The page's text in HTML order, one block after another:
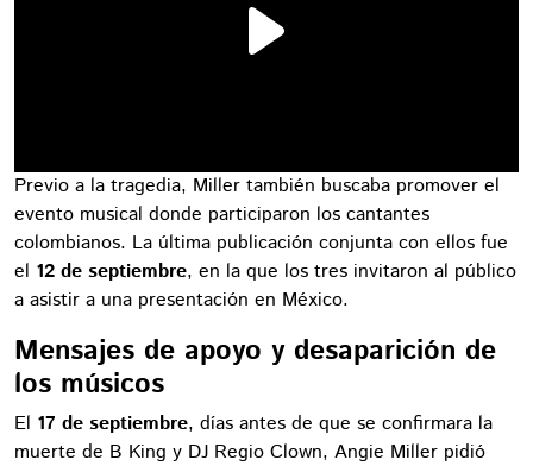
Previo a la tragedia, Miller también buscaba promover el
evento musical donde participaron los cantantes
colombianos. La última publicación conjunta con ellos fue
el 12 de septiembre, en la que los tres invitaron al público
a asistir a una presentación en México.
Mensajes de apoyo y desaparición de
los músicos
El 17 de septiembre, días antes de que se confirmara la
muerte de B King y DJ Regio Clown, Angie Miller pidió